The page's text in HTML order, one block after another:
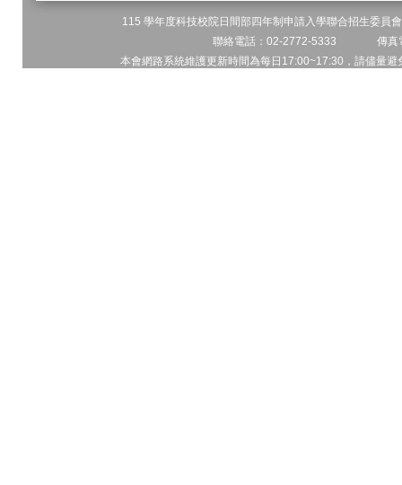
115 學年度科技校院日間部四年制申請入學聯合招生委
聯絡電話：02-2772-5333 傳
本會網路系統維護更新時間為每日17:00~17:30，請儘量